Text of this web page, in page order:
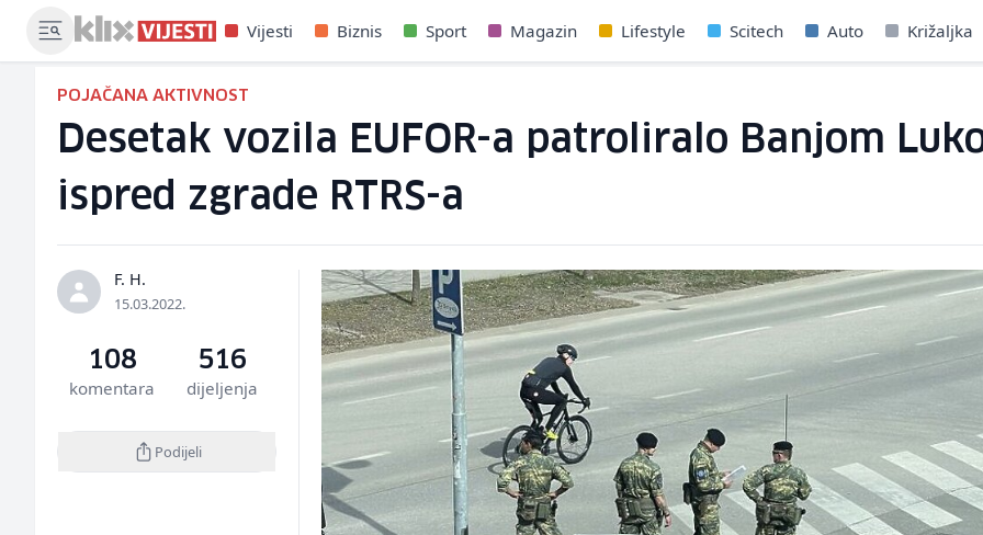
Vijesti Biznis Sport Magazin Lifestyle Scitech Auto Križaljka
POJAČANA AKTIVNOST
Desetak vozila EUFOR-a patroliralo Banjom
ispred zgrade RTRS-a
F. H.
15.03.2022.
108
komentara
516
dijeljenja
Podijeli